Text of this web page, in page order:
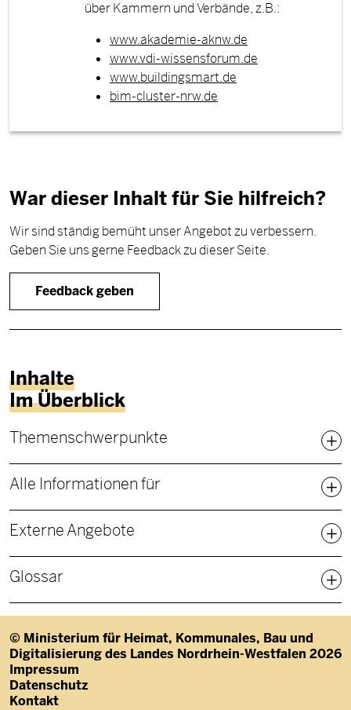
über Kammern und Verbände, z.B.:
www.akademie-aknw.de
www.vdi-wissensforum.de
www.buildingsmart.de
bim-cluster-nrw.de
War dieser Inhalt für Sie hilfreich?
Wir sind ständig bemüht unser Angebot zu verbessern.
Geben Sie uns gerne Feedback zu dieser Seite.
Feedback geben
Inhalte
Im Überblick
Fußbereich Sitemap
Themenschwerpunkte
Alle Informationen für
Externe Angebote
Glossar
© Ministerium für Heimat, Kommunales, Bau und
Digitalisierung des Landes Nordrhein-Westfalen 2026
Fußzeile
Impressum
Datenschutz
Kontakt